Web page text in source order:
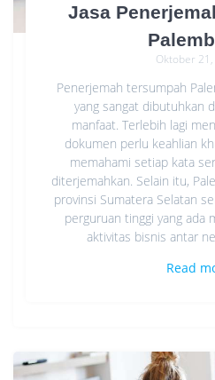
Jasa
Oktober
Penerjemah tersumpah
yang sangat dibutuhkan
manfaat. Terlebih lagi
dokumen perlu keahlian
memahami setiap kata
diterjemahkan. Selain itu,
provinsi Sumatera Selatan
perguruan tinggi yang ada
aktivitas bisnis antar
Read